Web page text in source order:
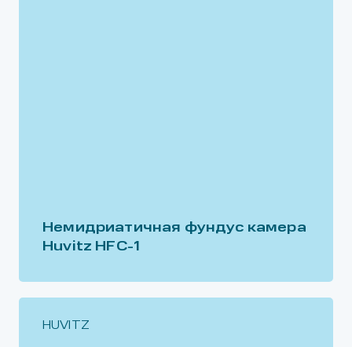
Немидриатичная фундус камера
Huvitz HFC-1
HUVITZ